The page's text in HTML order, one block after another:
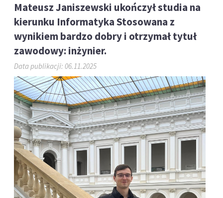
Mateusz Janiszewski ukończył studia na
kierunku Informatyka Stosowana z
wynikiem bardzo dobry i otrzymał tytuł
zawodowy: inżynier.
Data publikacji: 06.11.2025